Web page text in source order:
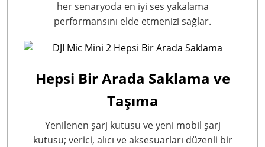
her senaryoda en iyi ses yakalama
performansını elde etmenizi sağlar.
Hepsi Bir Arada Saklama ve
Taşıma
Yenilenen şarj kutusu ve yeni mobil şarj
kutusu; verici, alıcı ve aksesuarları düzenli bir